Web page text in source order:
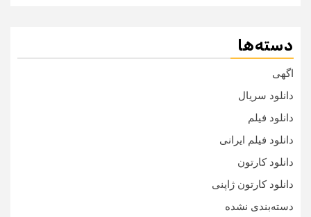
دسته‌ها
اگهی
دانلود سریال
دانلود فیلم
دانلود فیلم ایرانی
دانلود کارتون
دانلود کارتون ژاپنی
دسته‌بندی نشده